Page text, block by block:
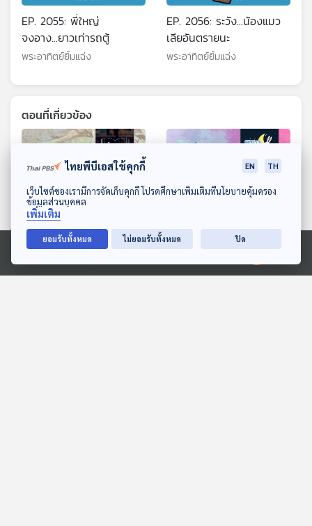
ดาวน์โหลด Thai PBS Podcast Application
Ⓒ 2020 องค์การกระจายเสียงและแพร่ภาพสาธารณะแห่งประเทศไทย
EP. 2055: พี่ใหญ่
จงอาง...ยาวเท่ารถตู้
พระอาทิตย์ยิ้มแฉ่ง
EP. 2056: ระวัง...น้องแมว
เลียอันตรายนะ
พระอาทิตย์ยิ้มแฉ่ง
ตอนที่เกี่ยวข้อง
27:45
EP. 22: ล่องไพร มนุษย์
EP. 122: นิทาน ครูนกแก้ว
ไทยพีบีเอสใช้คุกกี้ EN TH
เว็บไซต์ของเรามีการจัดเก็บคุกกี้ โปรดศึกษาเพิ่มเติมที่นโยบายคุ้มครอง
ข้อมูลส่วนบุคคล
เพิ่มเติม
ยอมรับทั้งหมด ไม่ยอมรับทั้งหมด ปิด